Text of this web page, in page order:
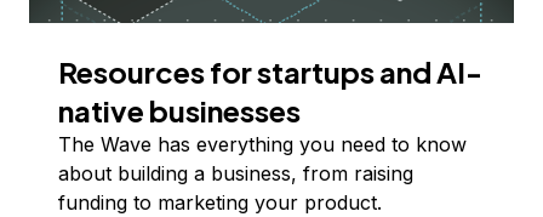
Resources for startups and AI-
native businesses
The Wave has everything you need to know
about building a business, from raising
funding to marketing your product.